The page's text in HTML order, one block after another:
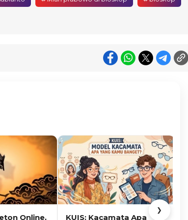
Online, KUIS: Kacamata Apa
❯